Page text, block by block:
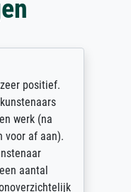
positief.
werk (na
voor af aan).
aantal